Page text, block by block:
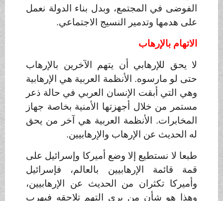
الفوضى في المجتمع، وبدل بناء الدولة نعمل
على هدمها وتدمير النسيج الاجتماعي.
الاتهام بالإرهاب
لا يحق للإرهابي أن يتهم الآخرين بالإرهاب
حتى لو مارسوه. الأنظمة العربية هي الإرهابية
وهي التي أبقت الإنسان العربي في حالة ذعر
مستمر من خلال أجهزتها الأمنية بخاصة جهاز
المخابرات. الأنظمة العربية هي آخر من يحق
له الحديث عن الإرهاب والإرهابيين.
طبعا لا نستطيع إلا وضع أميركا وإسرائيل على
قمة قائمة الإرهابيين بالعالم، فإسرائيل
وأميركا تكثران من الحديث عن الإرهابيين،
وهذا هو شأن من يرى التهم تلاحقه فيهرب